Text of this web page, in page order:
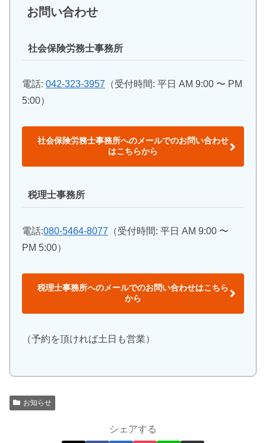
お問い合わせ
社会保険労務士事務所
電話: 042-323-3957 （受付時間: 平日 AM 9:00 〜 PM
5:00）
社会保険労務士事務所へのメールでのお問い合わせ
はこちらから
税理士事務所
電話:080-5464-8077 （受付時間: 平日 AM 9:00 〜
PM 5:00）
税理士事務所へのメールでのお問い合わせはこちら
から
（予約を頂ければ土日も営業）
お知らせ
シェアする